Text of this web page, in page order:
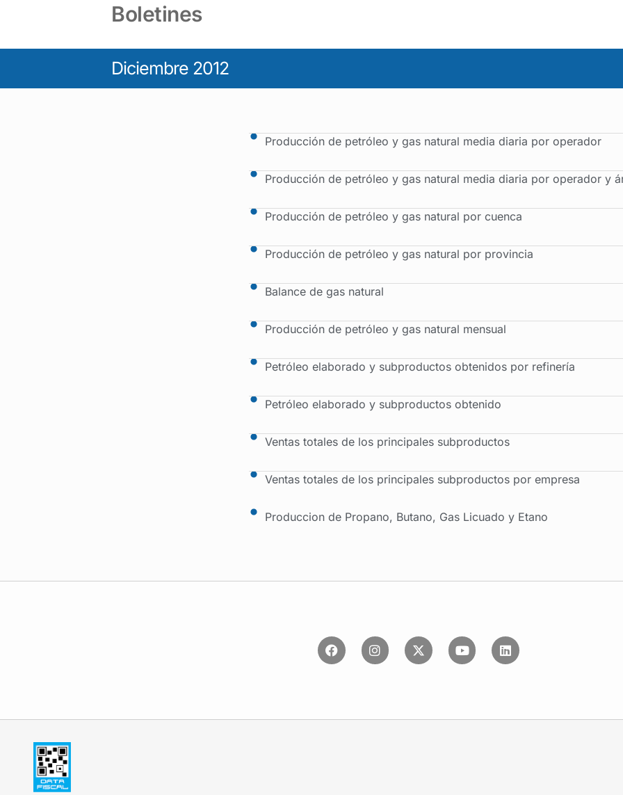
Boletines
Diciembre 2012
Producción de petróleo y gas natural media diaria por operador
Producción de petróleo y gas natural media diaria por operador y
Producción de petróleo y gas natural por cuenca
Producción de petróleo y gas natural por provincia
Balance de gas natural
Producción de petróleo y gas natural mensual
Petróleo elaborado y subproductos obtenidos por refinería
Petróleo elaborado y subproductos obtenido
Ventas totales de los principales subproductos
Ventas totales de los principales subproductos por empresa
Produccion de Propano, Butano, Gas Licuado y Etano